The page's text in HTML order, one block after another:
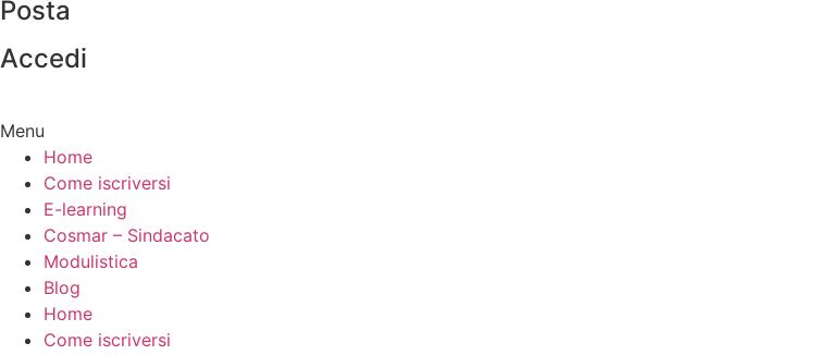
Posta
Accedi
Menu
Home
Come iscriversi
E-learning
Cosmar – Sindacato
Modulistica
Blog
Home
Come iscriversi